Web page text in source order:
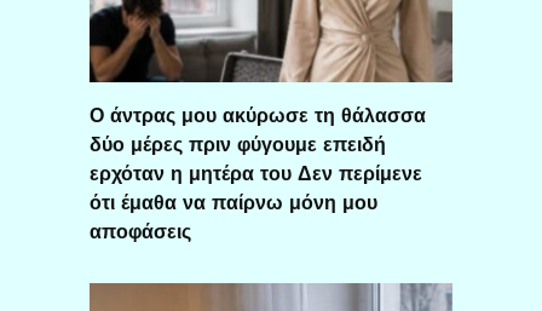
Ο άντρας μου ακύρωσε τη θάλασσα
δύο μέρες πριν φύγουμε επειδή
ερχόταν η μητέρα του Δεν περίμενε
ότι έμαθα να παίρνω μόνη μου
αποφάσεις